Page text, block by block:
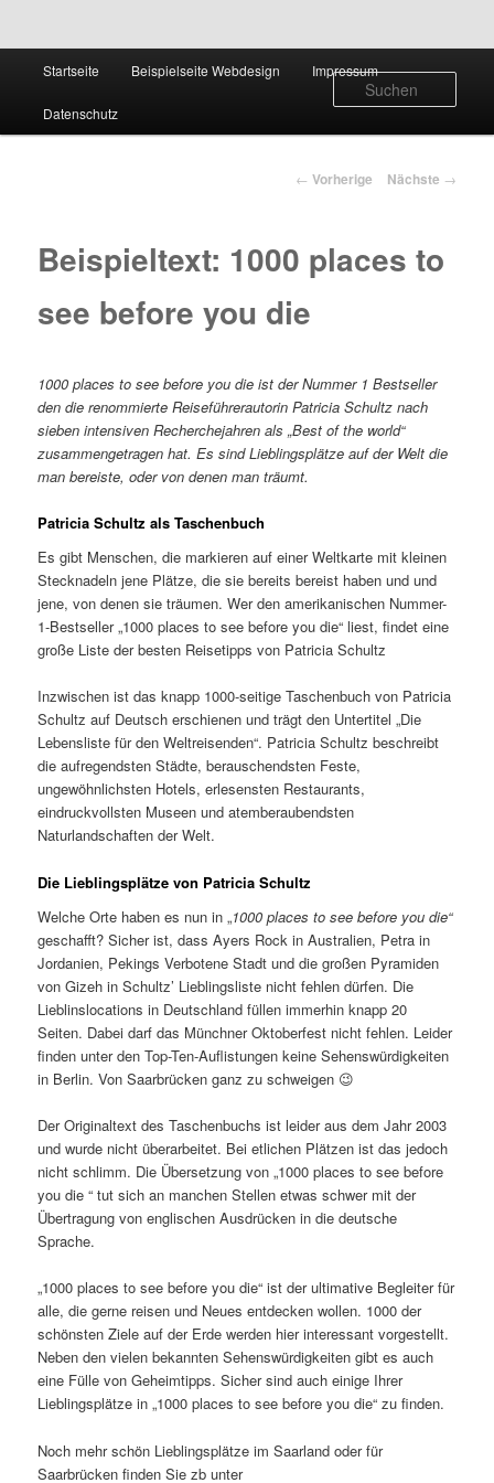
Zum
Inhalt
Startseite Beispielseite Webdesign Impressum
Datenschutz
Artikelnavigation
← Vorherige Nächste →
Beispieltext: 1000 places to
see before you die
1000 places to see before you die ist der Nummer 1 Bestseller
den die renommierte Reiseführerautorin Patricia Schultz nach
sieben intensiven Recherchejahren als „Best of the world“
zusammengetragen hat. Es sind Lieblingsplätze auf der Welt die
man bereiste, oder von denen man träumt.
Patricia Schultz als Taschenbuch
Es gibt Menschen, die markieren auf einer Weltkarte mit kleinen
Stecknadeln jene Plätze, die sie bereits bereist haben und und
jene, von denen sie träumen. Wer den amerikanischen Nummer-
1-Bestseller „1000 places to see before you die“ liest, findet eine
große Liste der besten Reisetipps von Patricia Schultz
Inzwischen ist das knapp 1000-seitige Taschenbuch von Patricia
Schultz auf Deutsch erschienen und trägt den Untertitel „Die
Lebensliste für den Weltreisenden“. Patricia Schultz beschreibt
die aufregendsten Städte, berauschendsten Feste,
ungewöhnlichsten Hotels, erlesensten Restaurants,
eindruckvollsten Museen und atemberaubendsten
Naturlandschaften der Welt.
Die Lieblingsplätze von Patricia Schultz
Welche Orte haben es nun in „1000 places to see before you die“
geschafft? Sicher ist, dass Ayers Rock in Australien, Petra in
Jordanien, Pekings Verbotene Stadt und die großen Pyramiden
von Gizeh in Schultz’ Lieblingsliste nicht fehlen dürfen. Die
Lieblinslocations in Deutschland füllen immerhin knapp 20
Seiten. Dabei darf das Münchner Oktoberfest nicht fehlen. Leider
finden unter den Top-Ten-Auflistungen keine Sehenswürdigkeiten
in Berlin. Von Saarbrücken ganz zu schweigen 😉
Der Originaltext des Taschenbuchs ist leider aus dem Jahr 2003
und wurde nicht überarbeitet. Bei etlichen Plätzen ist das jedoch
nicht schlimm. Die Übersetzung von „1000 places to see before
you die “ tut sich an manchen Stellen etwas schwer mit der
Übertragung von englischen Ausdrücken in die deutsche
Sprache.
„1000 places to see before you die“ ist der ultimative Begleiter für
alle, die gerne reisen und Neues entdecken wollen. 1000 der
schönsten Ziele auf der Erde werden hier interessant vorgestellt.
Neben den vielen bekannten Sehenswürdigkeiten gibt es auch
eine Fülle von Geheimtipps. Sicher sind auch einige Ihrer
Lieblingsplätze in „1000 places to see before you die“ zu finden.
Noch mehr schön Lieblingsplätze im Saarland oder für
Saarbrücken finden Sie zb unter